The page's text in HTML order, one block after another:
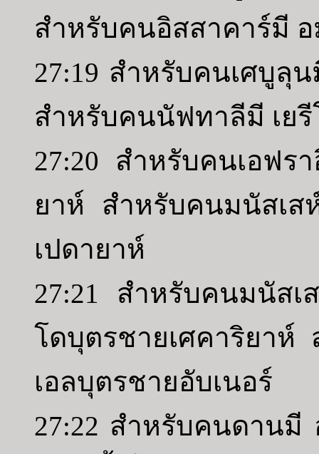
สำหรับคนอิสสาคาร์มี
27:19 สำหรับคนเศบูลุ
สำหรับคนนัฟทาลีมี เย
27:20 สำหรับคนเอฟร
ยาห์ สำหรับคนมนัสเส
เปดายาห์
27:21 สำหรับคนมนัสเ
โดบุตรชายเศคาริยาห์
เอลบุตรชายอับเนอร์
27:22 สำหรับคนดานมี